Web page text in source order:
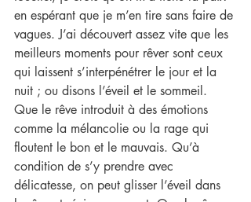
en espérant que je m’en tire sans faire de
vagues. J’ai découvert assez vite que les
meilleurs moments pour rêver sont ceux
qui laissent s’interpénétrer le jour et la
nuit ; ou disons l’éveil et le sommeil.
Que le rêve introduit à des émotions
comme la mélancolie ou la rage qui
floutent le bon et le mauvais. Qu’à
condition de s’y prendre avec
délicatesse, on peut glisser l’éveil dans